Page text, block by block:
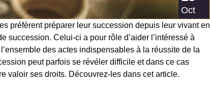
Oct
préfèrent préparer leur succession depuis leur vivant en
succession. Celui-ci a pour rôle d’aider l’intéressé à
des actes indispensables à la réussite de la
peut parfois se révéler difficile et dans ce cas
valoir ses droits. Découvrez-les dans cet article.